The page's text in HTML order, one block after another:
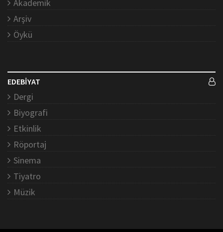
Akademik
Arşiv
Öykü
EDEBİYAT
Dergi
Biyografi
Etkinlik
Röportaj
Sinema
Tiyatro
Müzik